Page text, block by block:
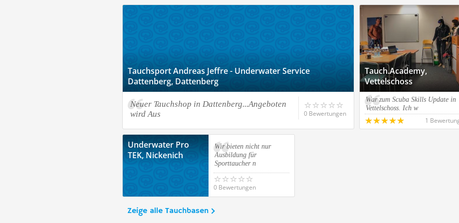
Tauchsport Andreas Jeffre - Underwater Service
Dattenberg, Dattenberg
Neuer Tauchshop in Dattenberg...Angeboten
wird Aus
0 Bewertungen
Tauch.Academy,
Vettelschoss
War zum Scuba Skills Update in
Vettelschoss. Ich w
1
Underwater Pro
TEK, Nickenich
Wir bieten nicht nur
Ausbildung für
Sporttaucher n
0 Bewertungen
Zeige alle Tauchbasen